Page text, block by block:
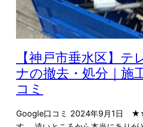
【神戸市垂水区】テ
ナの撤去・処分｜施
コミ
Google口コミ 2024年9月1日